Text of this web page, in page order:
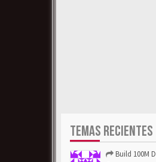
TEMAS RECIENTES
Build 100M DPS WORB